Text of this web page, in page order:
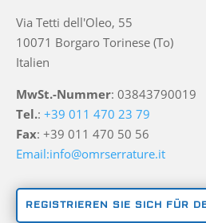
Via Tetti dell'Oleo, 55
10071 Borgaro Torinese (To)
Italien
MwSt.-Nummer: 03843790019
Tel.:+39 011 470 23 79
Fax: +39 011 470 50 56
Email:info@omrserrature.it
REGISTRIEREN SIE SICH FÜR